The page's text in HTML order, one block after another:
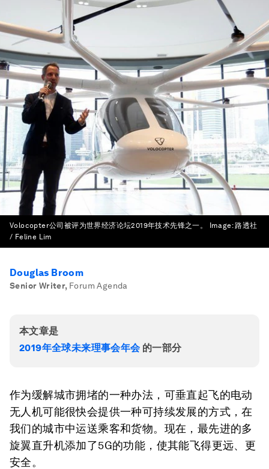
Volocopter公司被评为世界经济论坛2019年技术先锋之一。 Image:路透社
/ Feline Lim
Douglas Broom
Senior Writer, Forum Agenda
本文章是
2019年全球未来理事会年会的一部分
作为缓解城市拥堵的一种办法，可垂直起飞的电动
无人机可能很快会提供一种可持续发展的方式，在
我们的城市中运送乘客和货物。现在，最先进的多
旋翼直升机添加了5G的功能，使其能飞得更远、更
安全。